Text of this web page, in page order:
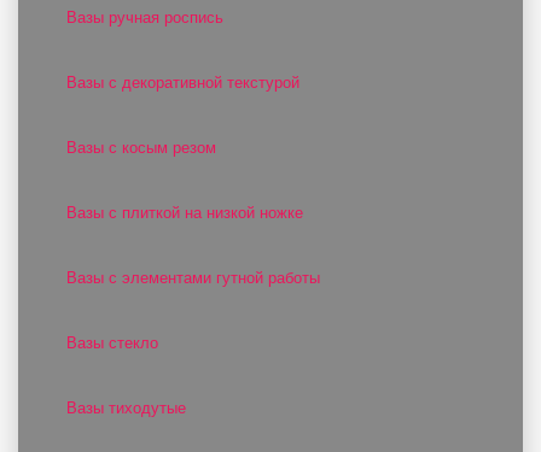
Вазы ручная роспись
Вазы с декоративной текстурой
Вазы с косым резом
Вазы с плиткой на низкой ножке
Вазы с элементами гутной работы
Вазы стекло
Вазы тиходутые